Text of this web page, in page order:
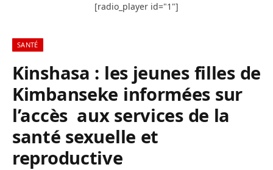
[radio_player id="1"]
SANTÉ
Kinshasa : les jeunes filles de
Kimbanseke informées sur
l’accès aux services de la
santé sexuelle et
reproductive